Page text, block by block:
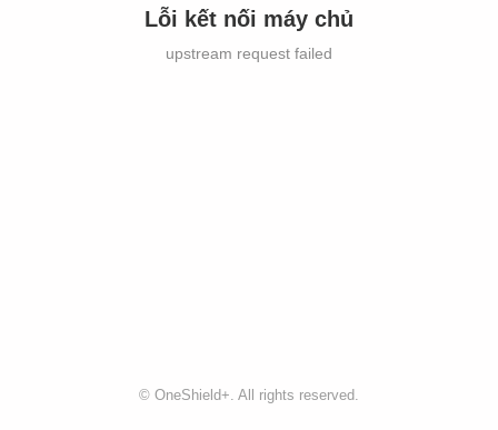
Lỗi kết nối máy chủ
upstream request failed
© OneShield+. All rights reserved.